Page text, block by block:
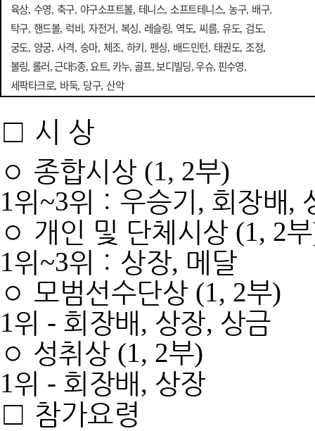
육상, 수영, 축구, 야구소프트볼, 테니스,소프트테니스,농구, 배구,
탁구, 핸드볼, 럭비,자전거, 복싱, 레슬링, 역도,씨름,유도, 검도,
궁도, 양궁, 사격, 승마, 체조, 하키, 펜싱, 배드민턴, 태권도,조정,
볼링, 롤러,근대5종,요트, 카누, 골프,보디빌딩,우슈, 핀수영,
세팍타크로, 바둑, 당구, 산악
□ 시 상
◦ 종합시상 (1, 2부)
1위 ~3위 ： 우승기 , 회장배,
◦ 개인 및 단체시상 (1, 2부
1위 ~3위 ： 상장, 메달
◦ 모범선수단상 (1, 2부)
1위 - 회장배, 상장, 상금
◦ 성취상 (1, 2부)
1위 - 회장배, 상장
□ 참가요령